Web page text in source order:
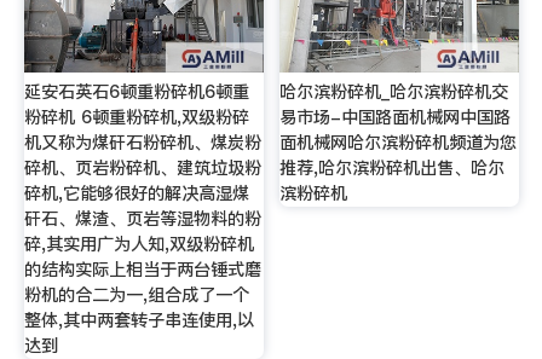
延安石英石6顿重粉碎机6顿重
粉碎机 6顿重粉碎机,双级粉碎
机又称为煤矸石粉碎机、煤炭粉
碎机、页岩粉碎机、建筑垃圾粉
碎机,它能够很好的解决高湿煤
矸石、煤渣、页岩等湿物料的粉
碎,其实用广为人知,双级粉碎机
的结构实际上相当于两台锤式磨
粉机的合二为一,组合成了一个
整体,其中两套转子串连使用,以
达到
哈尔滨粉碎机_哈尔滨粉碎机交
易市场-中国路面机械网中国路
面机械网哈尔滨粉碎机频道为您
推荐,哈尔滨粉碎机出售、哈尔
滨粉碎机